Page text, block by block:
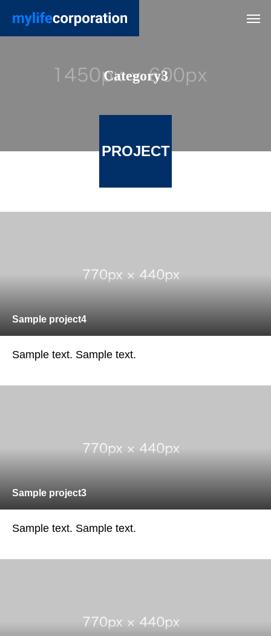
Category3
PROJECT
Sample project4
Sample text. Sample text.
Sample project3
Sample text. Sample text.